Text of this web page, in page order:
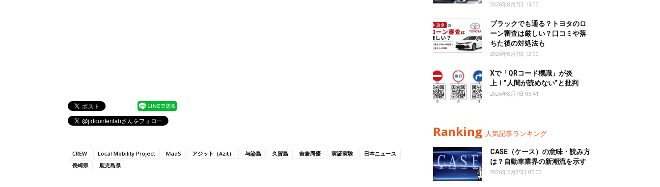
CREW Local Mobility Project MaaS アジット（Azit） 与論島 久賀島 吉兼周優 実証実験
日本ニュース
長崎県
鹿児島県
2026年8月7日 13:00
ブラックでも通る？トヨタのロ
ーン審査は厳しい？口コミや落
ちた後の対処法も
2026年8月7日 12:00
Xで「QRコード標識」が炎
上！”人間が読めない”と批判
2026年8月7日 06:41
Ranking 人気記事ランキング
CASE（ケース）の意味・読み方
は？自動車業界の新潮流を示す
2026年6月25日 05:00